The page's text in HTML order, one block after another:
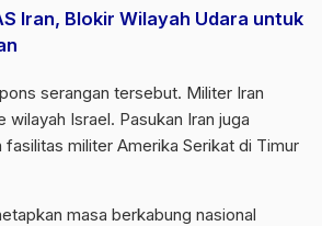
Iran, Blokir Wilayah Udara untuk
serangan tersebut. Militer Iran
wilayah Israel. Pasukan Iran juga
fasilitas militer Amerika Serikat di Timur
masa berkabung nasional